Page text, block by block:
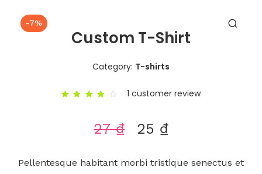
-7%
Custom T-Shirt
Category: T-shirts
based
1 customer review
27₫ 25 ₫
Pellentesque habitant morbi tristique senectus et